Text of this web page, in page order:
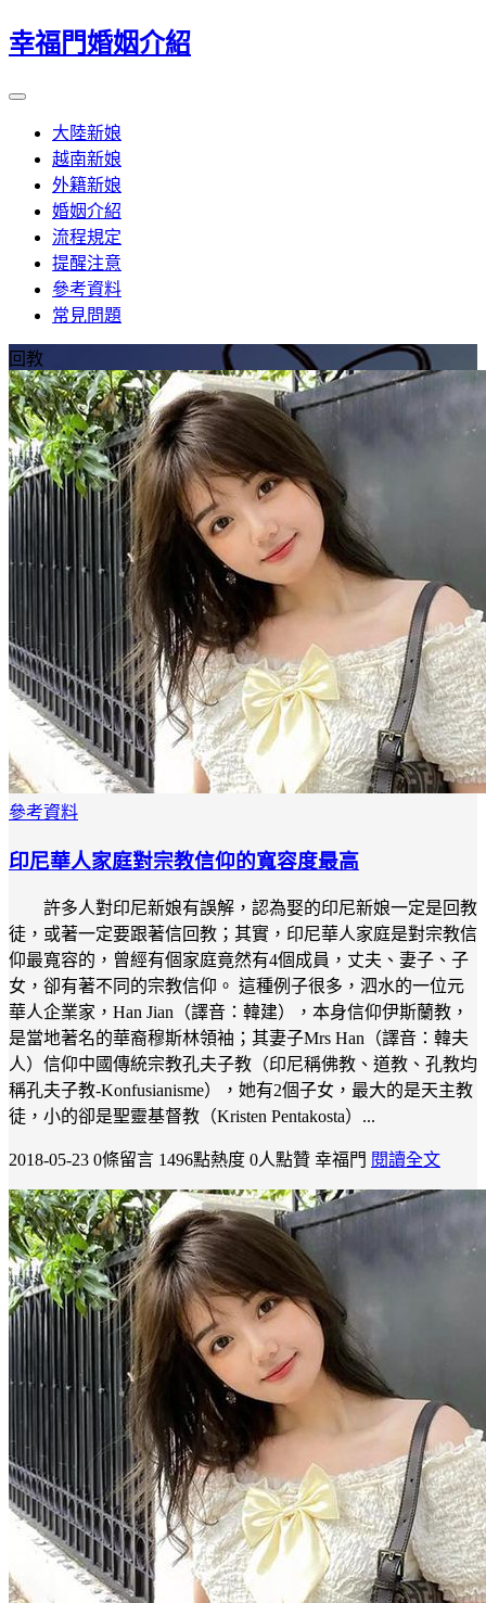
幸福門婚姻介紹
大陸新娘
越南新娘
外籍新娘
婚姻介紹
流程規定
提醒注意
參考資料
常見問題
回教
參考資料
印尼華人家庭對宗教信仰的寬容度最高
許多人對印尼新娘有誤解，認為娶的印尼新娘一定是回教
徒，或著一定要跟著信回教；其實，印尼華人家庭是對宗教信
仰最寬容的，曾經有個家庭竟然有4個成員，丈夫、妻子、子
女，卻有著不同的宗教信仰。 這種例子很多，泗水的一位元
華人企業家，Han Jian（譯音：韓建），本身信仰伊斯蘭教，
是當地著名的華裔穆斯林領袖；其妻子Mrs Han（譯音：韓夫
人）信仰中國傳統宗教孔夫子教（印尼稱佛教、道教、孔教均
稱孔夫子教-Konfusianisme），她有2個子女，最大的是天主教
徒，小的卻是聖靈基督教（Kristen Pentakosta）...
2018-05-23 0條留言 1496點熱度 0人點贊 幸福門 閱讀全文